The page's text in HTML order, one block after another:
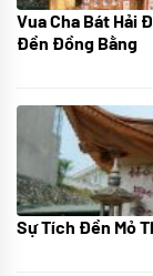
08/07/2024
Vua Cha Bát Hải
Đền Đồng Bằng
08/07/2024
Sự Tích Đền Mỏ